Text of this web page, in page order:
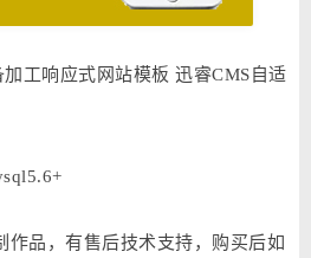
工响应式网站模板 迅睿CMS自适
作品，有售后技术支持，购买后如